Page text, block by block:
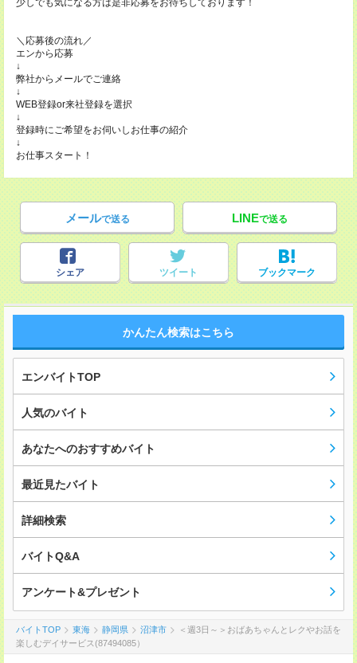
少しでも気になる方は是非応募をお待ちしております！
＼応募後の流れ／
エンから応募
↓
弊社からメールでご連絡
↓
WEB登録or来社登録を選択
↓
登録時にご希望をお伺いしお仕事の紹介
↓
お仕事スタート！
メールで送る LINEで送る
シェア ツイート ブックマーク
かんたん検索はこちら
エンバイトTOP
人気のバイト
あなたへのおすすめバイト
最近見たバイト
詳細検索
バイトQ&A
アンケート&プレゼント
バイトTOP 東海 静岡県 沼津市
＜週3日～＞おばあちゃんとレクやお話を
楽しむデイサービス(87494085）